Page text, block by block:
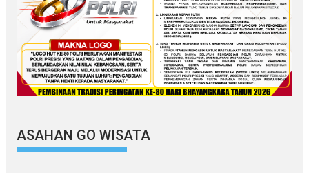
ASAHAN GO WISATA